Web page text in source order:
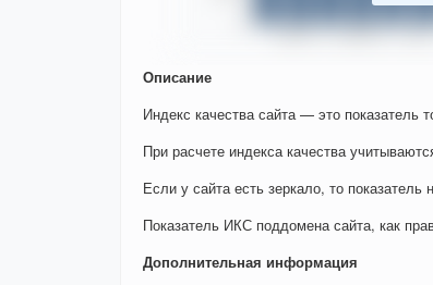
Описание
Индекс качества сайта — это показатель
При расчете индекса качества
Если у сайта есть зеркало, то показатель
Показатель ИКС поддомена сайта, как
Дополнительная информация